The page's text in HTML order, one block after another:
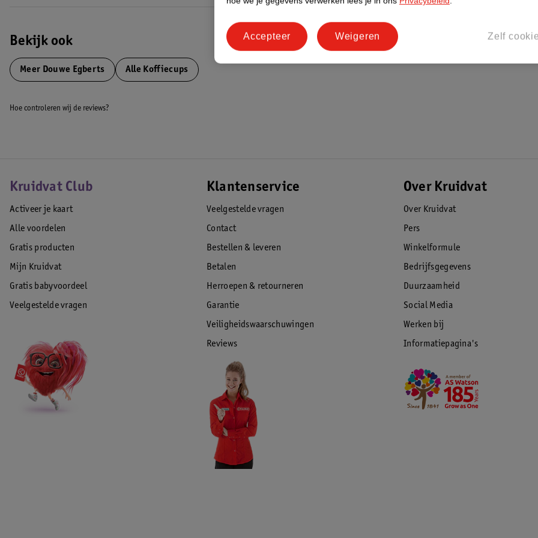
Bekijk ook
Meer Douwe Egberts Alle Koffiecups
Hoe controleren wij de reviews?
Kruidvat Club
Activeer je kaart
Alle voordelen
Gratis producten
Mijn Kruidvat
Gratis babyvoordeel
Veelgestelde vragen
Klantenservice
Veelgestelde vragen
Contact
Bestellen & leveren
Betalen
Herroepen & retourneren
Garantie
Veiligheidswaarschuwingen
Reviews
Over Kruidvat
Over Kruidvat
Pers
Winkelformule
Bedrijfsgegevens
Duurzaamheid
Social Media
Werken bij
Informatiepagina's
Zelf
Weigeren
Accepteer